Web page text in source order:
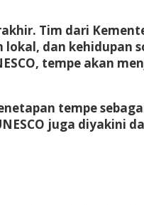
Tim dari
dan kehidupan
tempe akan
tempe
juga diyakini